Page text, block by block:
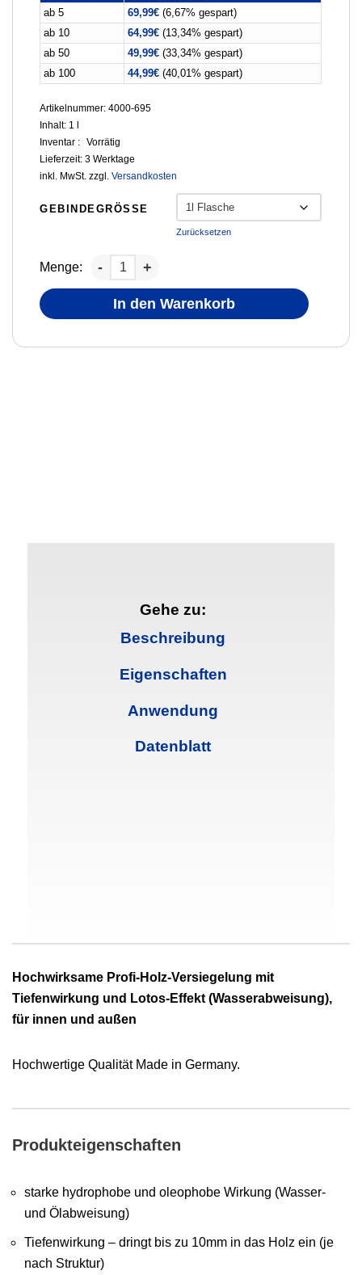
ab 5
69,99€ (6,67% gespart)
ab 10
64,99€ (13,34% gespart)
ab 50
49,99€ (33,34% gespart)
ab 100
44,99€ (40,01% gespart)
Artikelnummer: 4000-695
Inhalt: 1
Inventar :
Vorrätig
Lieferzeit:3 Werktage
inkl. MwSt. zzgl.Versandkosten
GEBINDEGRÖSSE
Zurücksetzen
Menge:
In den Warenkorb
Gehe zu:
Beschreibung
Eigenschaften
Anwendung
Datenblatt
Hochwirksame Profi-Holz-Versiegelung mit
Tiefenwirkung und Lotos-Effekt (Wasserabweisung),
für innen und außen
Hochwertige Qualität Made in Germany.
Produkteigenschaften
starke hydrophobe und oleophobe Wirkung (Wasser-
und Ölabweisung)
Tiefenwirkung – dringt bis zu 10mm in das Holz ein (je
nach Struktur)